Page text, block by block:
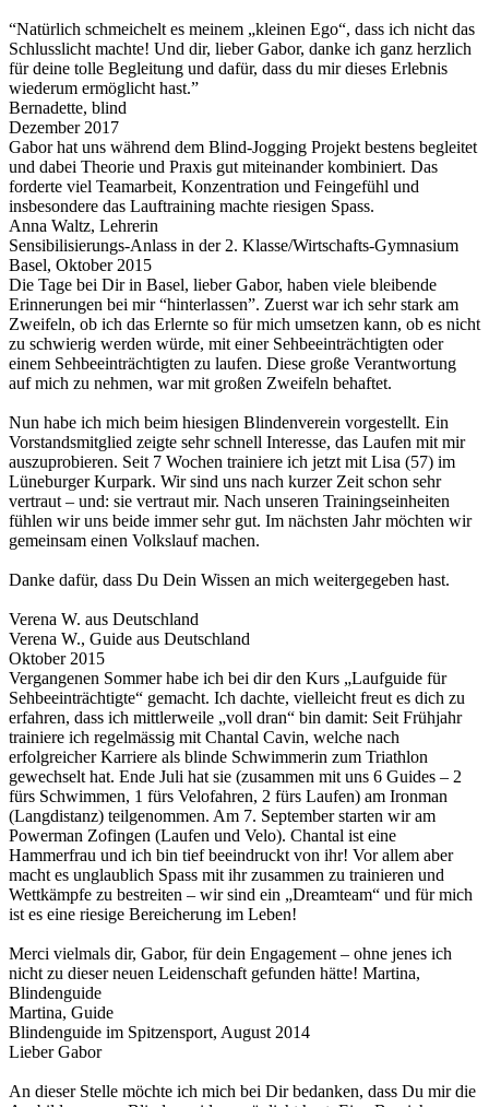
“Natürlich schmeichelt es meinem „kleinen Ego“, dass ich nicht das
Schlusslicht machte! Und dir, lieber Gabor, danke ich ganz herzlich
für deine tolle Begleitung und dafür, dass du mir dieses Erlebnis
wiederum ermöglicht hast.”
Bernadette, blind
Dezember 2017
Gabor hat uns während dem Blind-Jogging Projekt bestens begleitet
und dabei Theorie und Praxis gut miteinander kombiniert. Das
forderte viel Teamarbeit, Konzentration und Feingefühl und
insbesondere das Lauftraining machte riesigen Spass.
Anna Waltz, Lehrerin
Sensibilisierungs-Anlass in der 2. Klasse/Wirtschafts-Gymnasium
Basel, Oktober 2015
Die Tage bei Dir in Basel, lieber Gabor, haben viele bleibende
Erinnerungen bei mir “hinterlassen”. Zuerst war ich sehr stark am
Zweifeln, ob ich das Erlernte so für mich umsetzen kann, ob es nicht
zu schwierig werden würde, mit einer Sehbeeinträchtigten oder
einem Sehbeeinträchtigten zu laufen. Diese große Verantwortung
auf mich zu nehmen, war mit großen Zweifeln behaftet.
Nun habe ich mich beim hiesigen Blindenverein vorgestellt. Ein
Vorstandsmitglied zeigte sehr schnell Interesse, das Laufen mit mir
auszuprobieren. Seit 7 Wochen trainiere ich jetzt mit Lisa (57) im
Lüneburger Kurpark. Wir sind uns nach kurzer Zeit schon sehr
vertraut – und: sie vertraut mir. Nach unseren Trainingseinheiten
fühlen wir uns beide immer sehr gut. Im nächsten Jahr möchten wir
gemeinsam einen Volkslauf machen.
Danke dafür, dass Du Dein Wissen an mich weitergegeben hast.
Verena W. aus Deutschland
Verena W., Guide aus Deutschland
Oktober 2015
Vergangenen Sommer habe ich bei dir den Kurs „Laufguide für
Sehbeeinträchtigte“ gemacht. Ich dachte, vielleicht freut es dich zu
erfahren, dass ich mittlerweile „voll dran“ bin damit: Seit Frühjahr
trainiere ich regelmässig mit Chantal Cavin, welche nach
erfolgreicher Karriere als blinde Schwimmerin zum Triathlon
gewechselt hat. Ende Juli hat sie (zusammen mit uns 6 Guides – 2
fürs Schwimmen, 1 fürs Velofahren, 2 fürs Laufen) am Ironman
(Langdistanz) teilgenommen. Am 7. September starten wir am
Powerman Zofingen (Laufen und Velo). Chantal ist eine
Hammerfrau und ich bin tief beeindruckt von ihr! Vor allem aber
macht es unglaublich Spass mit ihr zusammen zu trainieren und
Wettkämpfe zu bestreiten – wir sind ein „Dreamteam“ und für mich
ist es eine riesige Bereicherung im Leben!
Merci vielmals dir, Gabor, für dein Engagement – ohne jenes ich
nicht zu dieser neuen Leidenschaft gefunden hätte! Martina,
Blindenguide
Martina, Guide
Blindenguide im Spitzensport, August 2014
Lieber Gabor
An dieser Stelle möchte ich mich bei Dir bedanken, dass Du mir die